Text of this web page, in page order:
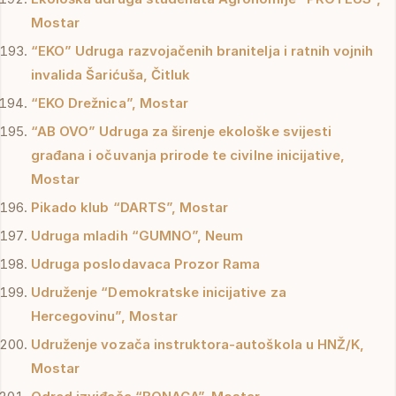
Mostar
“EKO” Udruga razvojačenih branitelja i ratnih vojnih
invalida Šarićuša, Čitluk
“EKO Drežnica”, Mostar
“AB OVO” Udruga za širenje ekološke svijesti
građana i očuvanja prirode te civilne inicijative,
Mostar
Pikado klub “DARTS”, Mostar
Udruga mladih “GUMNO”, Neum
Udruga poslodavaca Prozor Rama
Udruženje “Demokratske inicijative za
Hercegovinu”, Mostar
Udruženje vozača instruktora-autoškola u HNŽ/K,
Mostar